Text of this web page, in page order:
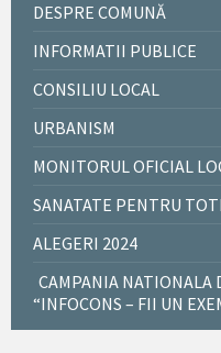
DESPRE COMUNĂ
INFORMATII PUBLICE
CONSILIU LOCAL
URBANISM
MONITORUL OFICIAL
SANATATE PENTRU TOTI
ALEGERI 2024
CAMPANIA NATIONALA
“INFOCONS – FII UN